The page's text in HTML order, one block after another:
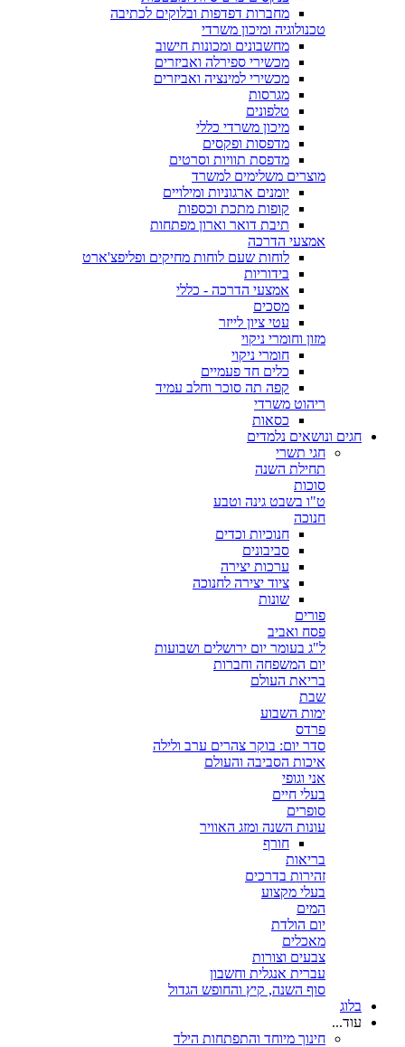
מחברות דפדפות ובלוקים לכתיבה
טכנולוגיה ומיכון משרדי
מחשבונים ומכונות חישוב
מכשירי ספירלה ואביזרים
מכשירי למינציה ואביזרים
מגרסות
טלפונים
מיכון משרדי כללי
מדפסות ופקסים
מדפסת תוויות וסרטים
מוצרים משלימים למשרד
יומנים ארגוניות ומילויים
קופות מתכת וכספות
תיבת דואר וארון מפתחות
אמצעי הדרכה
לוחות שעם לוחות מחיקים ופליפצ'ארט
בידוריות
אמצעי הדרכה - כללי
מסכים
עטי ציון לייזר
מזון וחומרי ניקוי
חומרי ניקוי
כלים חד פעמיים
קפה תה סוכר וחלב עמיד
ריהוט משרדי
כסאות
חגים ונושאים נלמדים
חגי תשרי
תחילת השנה
סוכות
ט"ו בשבט גינה וטבע
חנוכה
חנוכיות וכדים
סביבונים
ערכות יצירה
ציוד יצירה לחנוכה
שונות
פורים
פסח ואביב
ל"ג בעומר יום ירושלים ושבועות
יום המשפחה וחברות
בריאת העולם
שבת
ימות השבוע
פרדס
סדר יום: בוקר צהרים ערב ולילה
איכות הסביבה והעולם
אני וגופי
בעלי חיים
סופרים
עונות השנה ומזג האוויר
חורף
בריאות
זהירות בדרכים
בעלי מקצוע
המים
יום הולדת
מאכלים
צבעים וצורות
עברית אנגלית וחשבון
סוף השנה, קיץ והחופש הגדול
בלוג
עוד...
חינוך מיוחד והתפתחות הילד